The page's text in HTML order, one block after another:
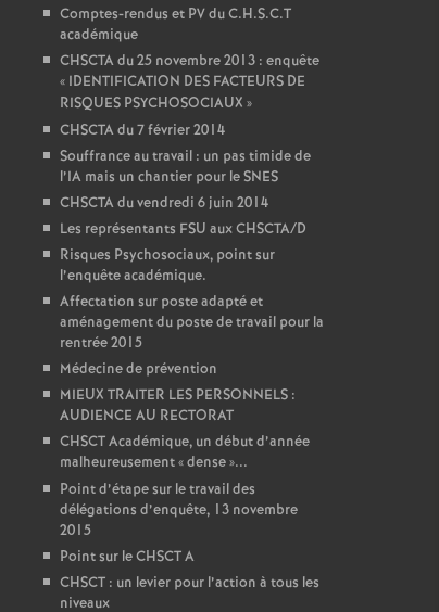
Comptes-rendus et PV du C.H.S.C.T
académique
CHSCTA du 25 novembre 2013 : enquête
« IDENTIFICATION DES FACTEURS DE
RISQUES PSYCHOSOCIAUX »
CHSCTA du 7 février 2014
Souffrance au travail : un pas timide de
l’IA mais un chantier pour le SNES
CHSCTA du vendredi 6 juin 2014
Les représentants FSU aux CHSCTA/D
Risques Psychosociaux, point sur
l’enquête académique.
Affectation sur poste adapté et
aménagement du poste de travail pour la
rentrée 2015
Médecine de prévention
MIEUX TRAITER LES PERSONNELS :
AUDIENCE AU RECTORAT
CHSCT Académique, un début d’année
malheureusement «dense»...
Point d’étape sur le travail des
délégations d’enquête, 13 novembre
2015
Point sur le CHSCT A
CHSCT : un levier pour l’action à tous les
niveaux